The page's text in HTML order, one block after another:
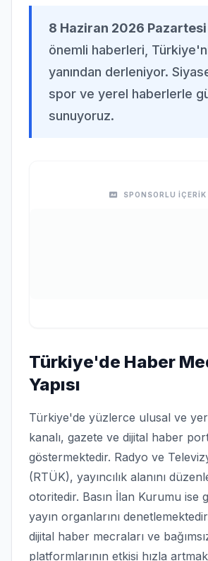
8 Haziran 2026 Pazartesi
önemli haberleri,
yanından derleniyor.
spor ve yerel haberlerle
sunuyoruz.
SPONSORLU İÇERİK
Türkiye'de Haber
Yapısı
Türkiye'de yüzlerce ulusal ve
kanalı, gazete ve dijital haber
göstermektedir. Radyo ve
(RTÜK), yayıncılık alanını
otoritedir. Basın İlan Kurumu ise
yayın organlarını
dijital haber mecraları ve
platformlarının etkisi hızla